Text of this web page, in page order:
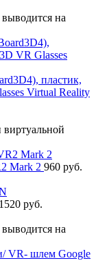
на
пластик,
Virtual Reality
Mark 2 960 руб.
1520 руб.
на